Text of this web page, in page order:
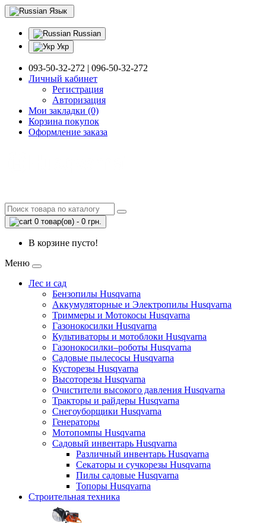
Язык
Russian
Укр
093-50-32-272 | 096-50-32-272
Личный кабинет
Регистрация
Авторизация
Мои закладки (0)
Корзина покупок
Оформление заказа
0 товар(ов) - 0 грн.
В корзине пусто!
Меню
Лес и сад
Бензопилы Husqvarna
Аккумуляторные и Электропилы Нusqvarna
Триммеры и Мотокосы Нusqvarna
Газонокосилки Husqvarna
Культиваторы и мотоблоки Husqvarna
Газонокосилки–роботы Husqvarna
Садовые пылесосы Husqvarna
Кусторезы Husqvarna
Высоторезы Husqvarna
Очистители высокого давления Husqvarna
Тракторы и райдеры Husqvarna
Снегоуборщики Husqvarna
Генераторы
Мотопомпы Husqvarna
Садовый инвентарь Husqvarna
Различный инвентарь Husqvarna
Секаторы и сучкорезы Husqvarna
Пилы садовые Husqvarna
Топоры Husqvarna
Строительная техника